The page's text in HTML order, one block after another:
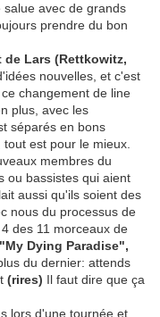
avec de grands
prendre du bon
de Lars (Rettkowitz,
nouvelles, et c'est
changement de line
plus, avec les
séparés en bons
est pour le mieux.
membres du
ou bassistes qui aient
aussi qu'ils soient des
nous du processus de
des 11 morceaux de
Dying Paradise",
du dernier: attends
(rires) Il faut dire que ça
lors d'une tournée et